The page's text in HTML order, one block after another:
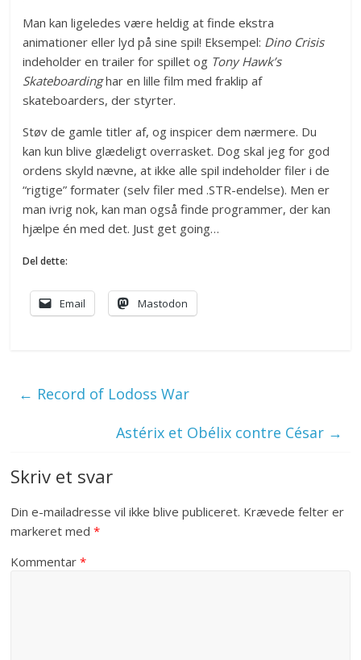
Man kan ligeledes være heldig at finde ekstra
animationer eller lyd på sine spil! Eksempel: Dino Crisis
indeholder en trailer for spillet og Tony Hawk’s
Skateboardinghar en lille film med fraklip af
skateboarders, der styrter.
Støv de gamle titler af, og inspicer dem nærmere. Du
kan kun blive glædeligt overrasket. Dog skal jeg for god
ordens skyld nævne, at ikke alle spil indeholder filer i de
“rigtige” formater (selv filer med .STR-endelse). Men er
man ivrig nok, kan man også finde programmer, der kan
hjælpe én med det. Just get going…
Del dette:
Email Mastodon
← Record of Lodoss War
Astérix et Obélix contre César →
Skriv et svar
Din e-mailadresse vil ikke blive publiceret. Krævede felter er
markeret med*
Kommentar*